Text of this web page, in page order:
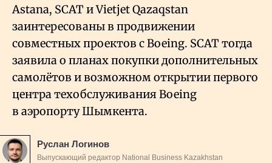
Astana, SCAT и Vietjet Qazaqstan
заинтересованы в продвижении
совместных проектов с Boeing. SCAT тогда
заявила о планах покупки дополнительных
самолётов и возможном открытии первого
центра техобслуживания Boeing
в аэропорту Шымкента.
Руслан Логинов
Выпускающий редактор National Business Kazakhstan